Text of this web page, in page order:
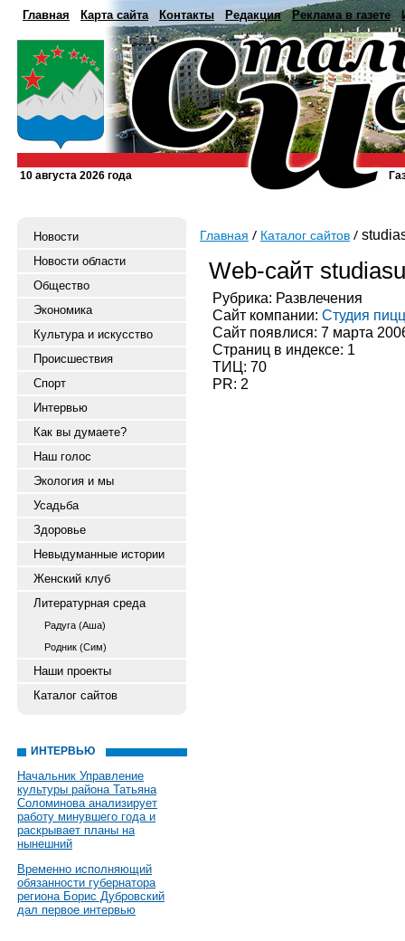
Главная Карта сайта Контакты Редакция Реклама в газете
10 августа 2026 года
Новости
Новости области
Общество
Экономика
Культура и искусство
Происшествия
Спорт
Интервью
Как вы думаете?
Наш голос
Экология и мы
Усадьба
Здоровье
Невыдуманные истории
Женский клуб
Литературная среда
Радуга (Аша)
Родник (Сим)
Наши проекты
Каталог сайтов
ИНТЕРВЬЮ
Начальник Управление
культуры района Татьяна
Соломинова анализирует
работу минувшего года и
раскрывает планы на
нынешний
Временно исполняющий
обязанности губернатора
региона Борис Дубровский
дал первое интервью
Главная Каталог сайтов
Web-сайт
Рубрика: Развлечения
Сайт компании: Студия
Сайт появлися: 7 марта
Страниц в индексе: 1
ТИЦ: 70
PR: 2